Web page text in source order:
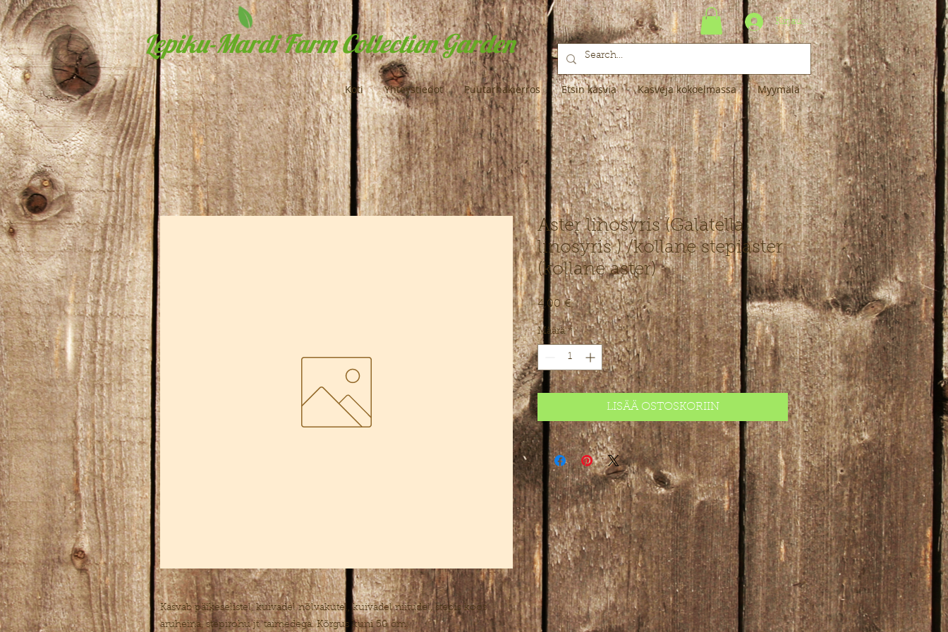
Lepiku-Mardi Farm Collection Garden
Kirjaudu
Koti Yhteystiedot Puutarhakierros Etsin kasvia Kasveja kokoelmassa Myymälä
Kasvab päikeselistel, kuivadel nõlvakutel, kuivadel niitudel, stepis koos
aruheina, stepirohu jt. taimedega. Kõrgus kuni 50 cm.
Aster linosyris (Galatella
linosyris ) /kollane stepiaster
(kollane aster)
4,00 €Hinta
Määrä *
LISÄÄ OSTOSKORIIN